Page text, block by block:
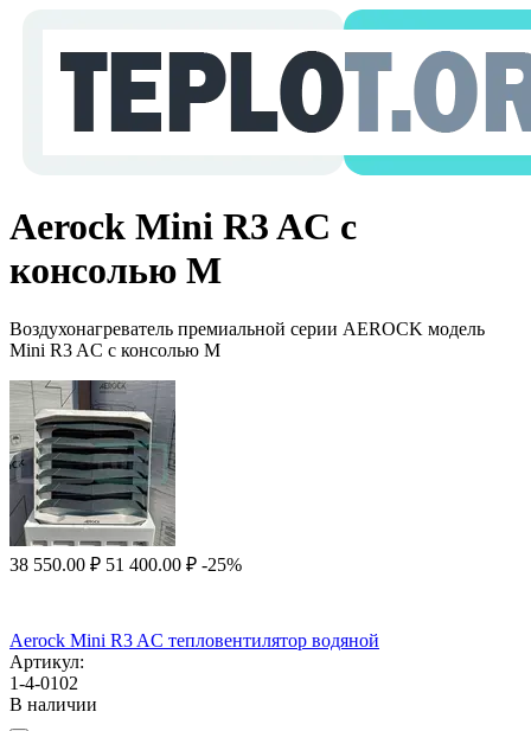
Aerock Mini R3 AC с
консолью M
Воздухонагреватель премиальной серии AEROCK модель
Mini R3 AC с консолью M
38 550.00 ₽ 51 400.00 ₽ -25%
Aerock Mini R3 AC тепловентилятор водяной
Артикул:
1-4-0102
В наличии